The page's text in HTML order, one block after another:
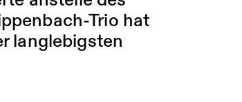
Trio hat
langlebigsten